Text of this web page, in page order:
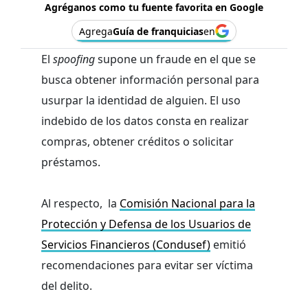
Agréganos como tu fuente favorita en Google
AgregaGuía de franquiciasen
El spoofingsupone un fraude en el que se
busca obtener información personal para
usurpar la identidad de alguien. El uso
indebido de los datos consta en realizar
compras, obtener créditos o solicitar
préstamos.
Al respecto, la Comisión Nacional para la
Protección y Defensa de los Usuarios de
Servicios Financieros (Condusef) emitió
recomendaciones para evitar ser víctima
del delito.